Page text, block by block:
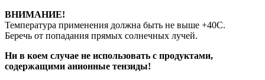
ВНИМАНИЕ!
Температура применения должна быть не выше +40С.
Беречь от попадания прямых солнечных лучей.
Ни в коем случае не использовать с продуктами,
содержащими анионные тензиды!